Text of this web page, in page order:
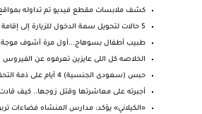
كشف ملابسات مقطع فيديو تم تداوله
5 حالات لتحويل سمة الدخول للزيارة إلى إقامة عادي...
طبيب أطفال بسوهاج...أول مرة أشوف
الخلاصه كل اللى عايزين تعرفوه عن الفيروس
حبس (سعودى الجنسية) 4 أيام على ذمة التحقيق.. لق تل...
أجبرته على معاشرتها وقتل زوجها.. كيف
«الكيلاني» يؤكد: مدارس المنشاه فضاءات